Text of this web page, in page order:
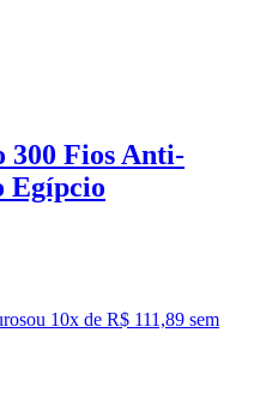
300 Fios Anti-
Egípcio
ou 10x de R$ 111,89 sem